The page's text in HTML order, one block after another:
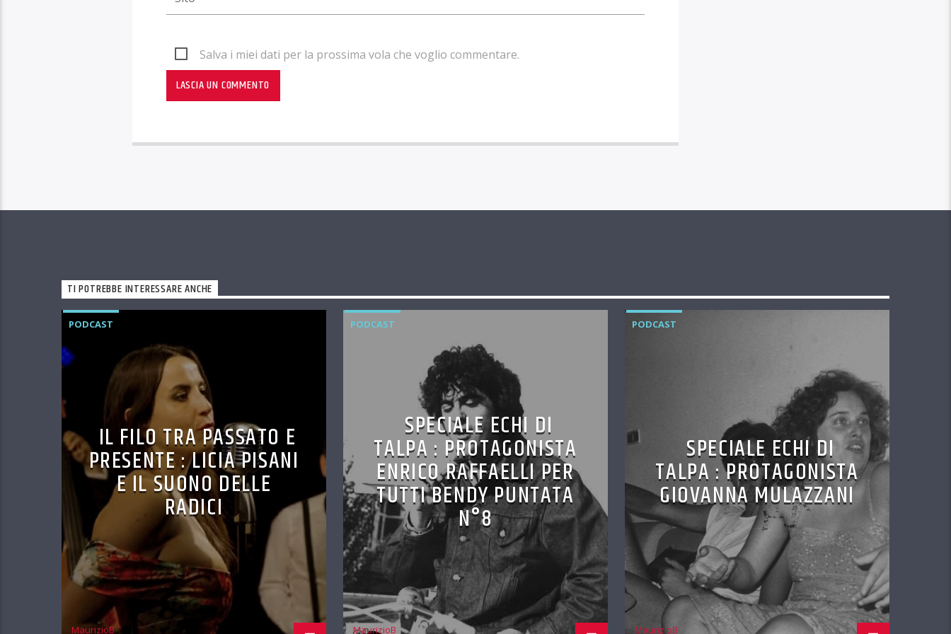
Salva i miei dati per la prossima vola che voglio commentare.
TI POTREBBE INTERESSARE ANCHE
PODCAST
IL FILO TRA PASSATO E
PRESENTE : LICIA PISANI
E IL SUONO DELLE
RADICI
MaurizioB
PODCAST
SPECIALE ECHI DI
TALPA : PROTAGONISTA
ENRICO RAFFAELLI PER
TUTTI BENDY PUNTATA
N°8
MaurizioB
PODCAST
SPECIALE ECHI DI
TALPA : PROTAGONISTA
GIOVANNA MULAZZANI
MaurizioB